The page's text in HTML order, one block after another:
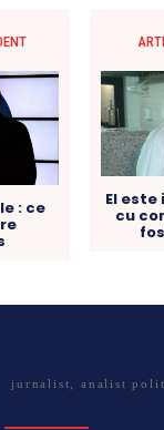
: ce El
cu
jurnalist, analist